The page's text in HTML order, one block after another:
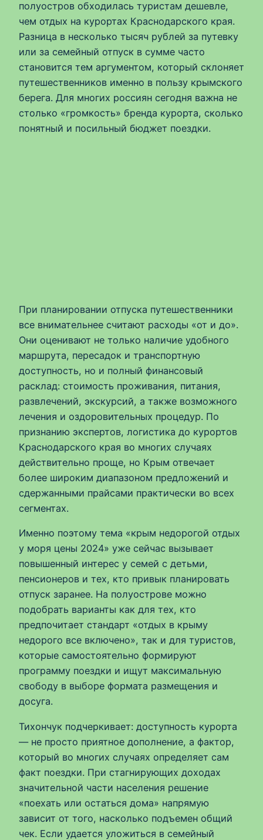
полуостров обходилась туристам дешевле,
чем отдых на курортах Краснодарского края.
Разница в несколько тысяч рублей за путевку
или за семейный отпуск в сумме часто
становится тем аргументом, который склоняет
путешественников именно в пользу крымского
берега. Для многих россиян сегодня важна не
столько «громкость» бренда курорта, сколько
понятный и посильный бюджет поездки.
При планировании отпуска путешественники
все внимательнее считают расходы «от и до».
Они оценивают не только наличие удобного
маршрута, пересадок и транспортную
доступность, но и полный финансовый
расклад: стоимость проживания, питания,
развлечений, экскурсий, а также возможного
лечения и оздоровительных процедур. По
признанию экспертов, логистика до курортов
Краснодарского края во многих случаях
действительно проще, но Крым отвечает
более широким диапазоном предложений и
сдержанными прайсами практически во всех
сегментах.
Именно поэтому тема «крым недорогой отдых
у моря цены 2024» уже сейчас вызывает
повышенный интерес у семей с детьми,
пенсионеров и тех, кто привык планировать
отпуск заранее. На полуострове можно
подобрать варианты как для тех, кто
предпочитает стандарт «отдых в крыму
недорого все включено», так и для туристов,
которые самостоятельно формируют
программу поездки и ищут максимальную
свободу в выборе формата размещения и
досуга.
Тихончук подчеркивает: доступность курорта
— не просто приятное дополнение, а фактор,
который во многих случаях определяет сам
факт поездки. При стагнирующих доходах
значительной части населения решение
«поехать или остаться дома» напрямую
зависит от того, насколько подъемен общий
чек. Если удается уложиться в семейный